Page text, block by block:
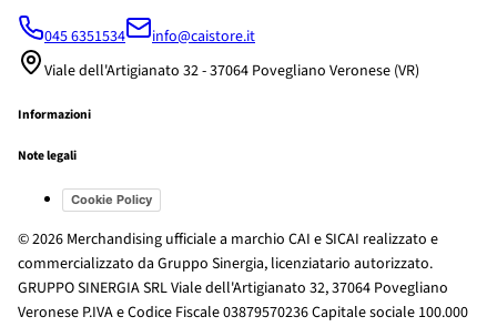
045 6351534
info@caistore.it
Viale dell'Artigianato 32 - 37064 Povegliano Veronese (VR)
Informazioni
Note legali
Cookie Policy
© 2026 Merchandising ufficiale a marchio CAI e SICAI realizzato e
commercializzato da Gruppo Sinergia, licenziatario autorizzato.
GRUPPO SINERGIA SRL Viale dell'Artigianato 32, 37064 Povegliano
Veronese P.IVA e Codice Fiscale 03879570236 Capitale sociale 100.000